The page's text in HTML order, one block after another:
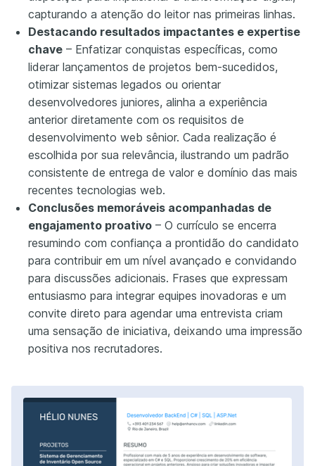
capturando a atenção do leitor nas primeiras linhas.
Destacando resultados impactantes e expertise
chave – Enfatizar conquistas específicas, como
liderar lançamentos de projetos bem-sucedidos,
otimizar sistemas legados ou orientar
desenvolvedores juniores, alinha a experiência
anterior diretamente com os requisitos de
desenvolvimento web sênior. Cada realização é
escolhida por sua relevância, ilustrando um padrão
consistente de entrega de valor e domínio das mais
recentes tecnologias web.
Conclusões memoráveis acompanhadas de
engajamento proativo – O currículo se encerra
resumindo com confiança a prontidão do candidato
para contribuir em um nível avançado e convidando
para discussões adicionais. Frases que expressam
entusiasmo para integrar equipes inovadoras e um
convite direto para agendar uma entrevista criam
uma sensação de iniciativa, deixando uma impressão
positiva nos recrutadores.